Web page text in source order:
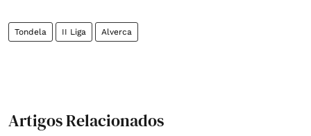
Tondela II Liga Alverca
Artigos Relacionados